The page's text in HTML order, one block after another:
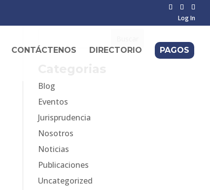
Log In
CONTÁCTENOS DIRECTORIO PAGOS
Blog
Eventos
Jurisprudencia
Nosotros
Noticias
Publicaciones
Uncategorized